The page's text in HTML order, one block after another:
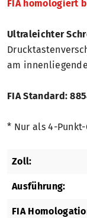
FIA homologiert
Ultraleichter
am
FIA Standard:
* Nur als 4-
Zoll:
Ausführung:
FIA